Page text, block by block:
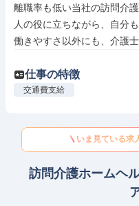
離職率も低い当社の訪問介
人の役に立ちながら、自分
働きやすさ以外にも、介護
仕事の特徴
交通費支給
いま見ている求
訪問介護ホームヘ